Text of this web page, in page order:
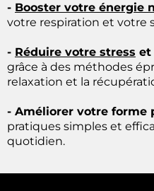
- Booster votre énergie
votre respiration et votre
- Réduire votre stress et
grâce à des méthodes
relaxation et la
- Améliorer votre forme
pratiques simples et
quotidien.